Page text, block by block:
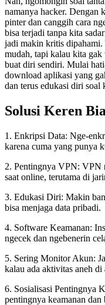
namanya hacker. Dengan
pinter dan canggih cara
bisa terjadi tanpa kita
jadi makin kritis
mudah, tapi kalau kita gak
buat diri sendiri. Mulai
download aplikasi yang
dan terus edukasi diri soal
Solusi Keren
1. Enkripsi Data: Nge-
karena cuma yang punya
2. Pentingnya VPN: VPN
saat online, terutama di
3. Edukasi Diri: Makin
bisa menjaga data pribadi.
4. Software Keamanan:
ngecek dan ngebenerin
5. Sering Monitor Akun:
kalau ada aktivitas aneh di
6. Sosialisasi Pentingnya
pentingnya keamanan